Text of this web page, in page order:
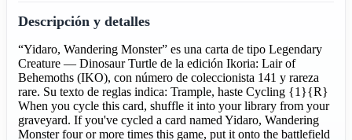
Descripción y detalles
“Yidaro, Wandering Monster” es una carta de tipo Legendary
Creature — Dinosaur Turtle de la edición Ikoria: Lair of
Behemoths (IKO), con número de coleccionista 141 y rareza
rare. Su texto de reglas indica: Trample, haste Cycling {1}{R}
When you cycle this card, shuffle it into your library from your
graveyard. If you've cycled a card named Yidaro, Wandering
Monster four or more times this game, put it onto the battlefield